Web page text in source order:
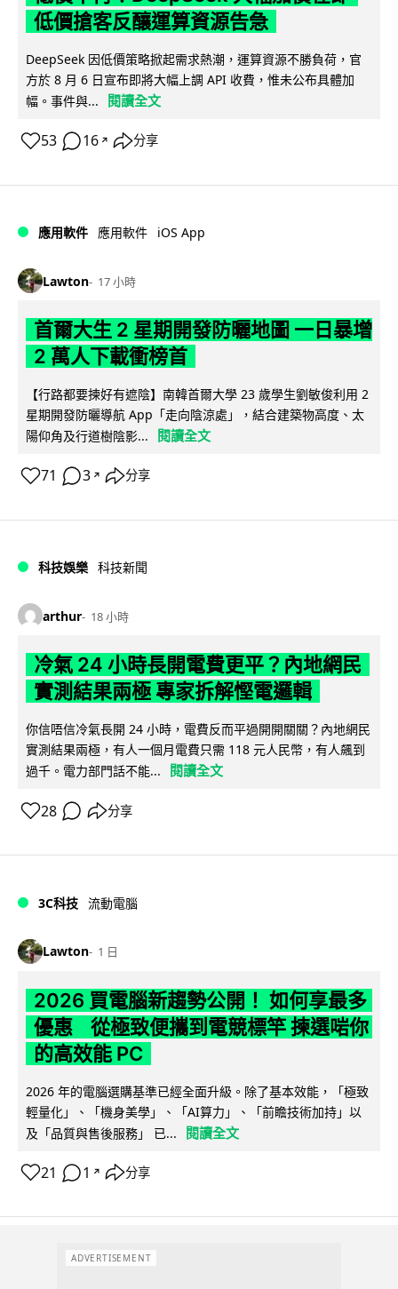
低價搶客反釀運算資源告急
DeepSeek 因低價策略掀起需求熱潮，運算資源不勝負荷，官
方於 8 月 6 日宣布即將大幅上調 API 收費，惟未公布具體加
幅。事件與...
閱讀全文
53 16 ↗ 分享
應用軟件 應用軟件 iOS App
Lawton 17 小時
首爾大生 2 星期開發防曬地圖 一日暴增
2 萬人下載衝榜首
【行路都要揀好有遮陰】南韓首爾大學 23 歲學生劉敏俊利用 2
星期開發防曬導航 App「走向陰涼處」，結合建築物高度、太
陽仰角及行道樹陰影...
閱讀全文
71 3 ↗ 分享
科技娛樂 科技新聞
arthur 18 小時
冷氣 24 小時長開電費更平？內地網民
實測結果兩極 專家拆解慳電邏輯
你信唔信冷氣長開 24 小時，電費反而平過開開關關？內地網民
實測結果兩極，有人一個月電費只需 118 元人民幣，有人飆到
過千。電力部門話不能...
閱讀全文
28 分享
3C科技 流動電腦
Lawton 1 日
2026 買電腦新趨勢公開！ 如何享最多
優惠 從極致便攜到電競標竿 揀選啱你
的高效能 PC
2026 年的電腦選購基準已經全面升級。除了基本效能，「極致
輕量化」、「機身美學」、「AI算力」、「前瞻技術加持」以
及「品質與售後服務」 已...
閱讀全文
21 1 ↗ 分享
ADVERTISEMENT